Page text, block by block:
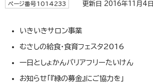
ページ番号1014233 更新日 2016年11月4日
いきいきサロン事業
むさしの給食・食育フェスタ2016
一日としょかんバリアフリーたいけん
お知らせ「『緑の募金』にご協力を」